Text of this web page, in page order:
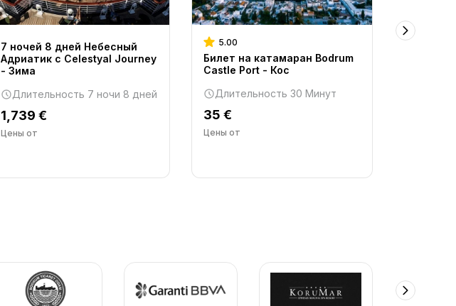
7 ночей 8 дней Небесный
Адриатик с Celestyal Journey
- Зима
Длительность 7 ночи 8 дней
1,739 €
Цены от
5.00
Билет на катамаран Bodrum
Castle Port - Кос
Длительность 30 Минут
35 €
Цены от